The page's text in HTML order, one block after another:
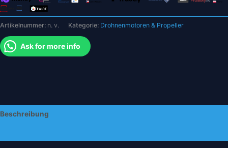
Set,
Objektiv-
Glas-
Ring,
flexibles
Artikelnummer: n. v. Kategorie: Drohnenmotoren & Propeller
Ask for more info
Beschreibung